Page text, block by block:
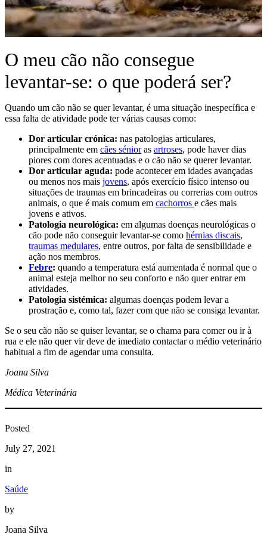
O meu cão não consegue
levantar-se: o que poderá ser?
Quando um cão não se quer levantar, é uma situação inespecífica e
essa falta de atividade pode ter várias causas como:
Dor articular crónica: nas patologias articulares,
principalmente em cães sénioras artroses, pode haver dias
piores com dores acentuadas e o cão não se querer levantar.
Dor articular aguda: pode acontecer em idades avançadas
ou menos nos mais jovens, após exercício físico intenso ou
situações de traumas em brincadeiras ou correrias com outros
animais, o que é mais comum em cachorros e cães mais
jovens e ativos.
Patologia neurológica: em algumas doenças neurológicas o
cão pode não conseguir levantar-se como hérnias discais,
traumas medulares, entre outros, por falta de sensibilidade e
ação nos membros.
Febre: quando a temperatura está aumentada é normal que o
animal esteja melhor no seu conforto e não quer entrar em
atividades.
Patologia sistémica: algumas doenças podem levar a
prostração e, como tal, fazer com que não se consiga levantar.
Se o seu cão não se quiser levantar, se o chama para comer ou ir à
rua e ele não quer vir deve de imediato contactar o médio veterinário
habitual a fim de agendar uma consulta.
Joana Silva
Médica Veterinária
Posted
July 27, 2021
in
Saúde
by
Joana Silva